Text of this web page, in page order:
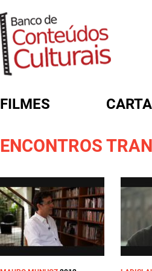
FILMES
ENCONTROS